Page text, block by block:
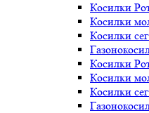
Косилки
Косилки
Косилки
Косилки
Косилки
Косилки